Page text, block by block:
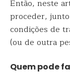
Então, neste
proceder,
condições de
(ou de outra
Quem pode